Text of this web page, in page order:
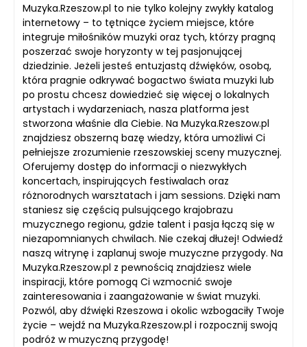
Muzyka.Rzeszow.pl to nie tylko kolejny zwykły katalog
internetowy – to tętniące życiem miejsce, które
integruje miłośników muzyki oraz tych, którzy pragną
poszerzać swoje horyzonty w tej pasjonującej
dziedzinie. Jeżeli jesteś entuzjastą dźwięków, osobą,
która pragnie odkrywać bogactwo świata muzyki lub
po prostu chcesz dowiedzieć się więcej o lokalnych
artystach i wydarzeniach, nasza platforma jest
stworzona właśnie dla Ciebie. Na Muzyka.Rzeszow.pl
znajdziesz obszerną bazę wiedzy, która umożliwi Ci
pełniejsze zrozumienie rzeszowskiej sceny muzycznej.
Oferujemy dostęp do informacji o niezwykłych
koncertach, inspirujących festiwalach oraz
różnorodnych warsztatach i jam sessions. Dzięki nam
staniesz się częścią pulsującego krajobrazu
muzycznego regionu, gdzie talent i pasja łączą się w
niezapomnianych chwilach. Nie czekaj dłużej! Odwiedź
naszą witrynę i zaplanuj swoje muzyczne przygody. Na
Muzyka.Rzeszow.pl z pewnością znajdziesz wiele
inspiracji, które pomogą Ci wzmocnić swoje
zainteresowania i zaangażowanie w świat muzyki.
Pozwól, aby dźwięki Rzeszowa i okolic wzbogaciły Twoje
życie – wejdź na Muzyka.Rzeszow.pl i rozpocznij swoją
podróż w muzyczną przygodę!